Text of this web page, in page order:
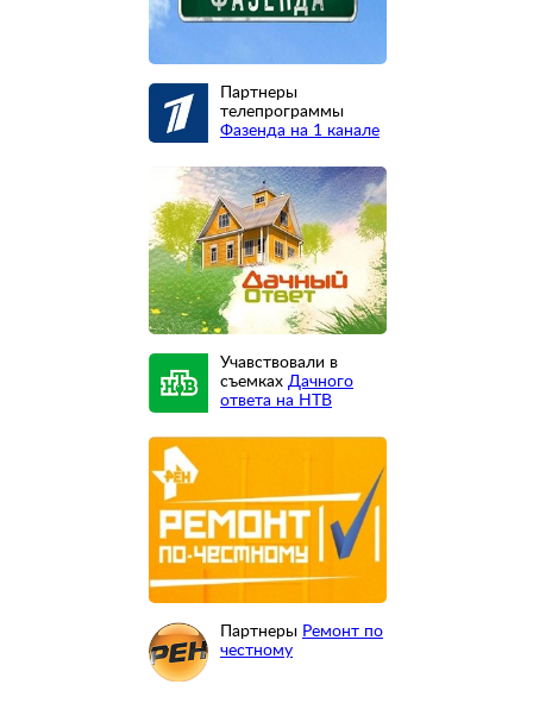
Партнеры
телепрограммы
Фазенда на 1 канале
Учавствовали в
съемках Дачного
ответа на НТВ
Партнеры Ремонт по
честному